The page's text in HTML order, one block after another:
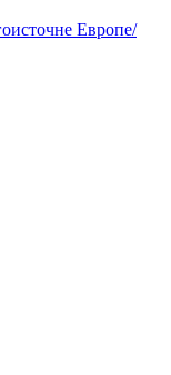
Европе/